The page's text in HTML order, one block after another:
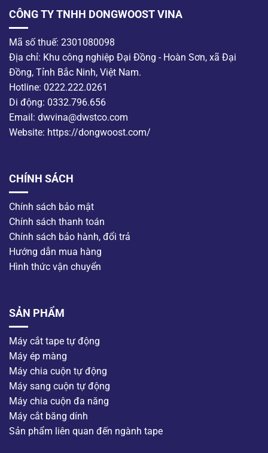
CÔNG TY TNHH DONGWOOST VINA
Mã số thuế: 2301080098
Địa chỉ: Khu công nghiệp Đại Đồng - Hoàn Sơn, xã Đại
Đồng, Tỉnh Bắc Ninh, Việt Nam.
Hotline: 0222.222.0261
Di động: 0332.796.656
Email: dwvina@dwstco.com
Website: https://dongwoost.com/
CHÍNH SÁCH
Chính sách bảo mật
Chính sách thanh toán
Chính sách bảo hành, đổi trả
Hướng dẫn mua hàng
Hình thức vận chuyển
SẢN PHẨM
Máy cắt tape tự động
Máy ép màng
Máy chia cuộn tự động
Máy sang cuộn tự động
Máy chia cuộn đa năng
Máy cắt băng dính
Sản phẩm liên quan đến ngành tape